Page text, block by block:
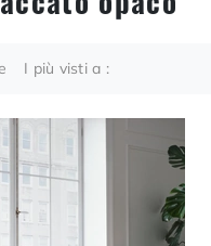
I più visti a :